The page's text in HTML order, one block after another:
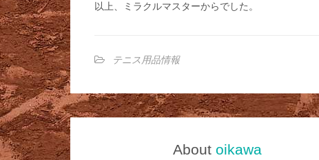
以上、ミラクルマスターからでした。
テニス用品情報
About oikawa